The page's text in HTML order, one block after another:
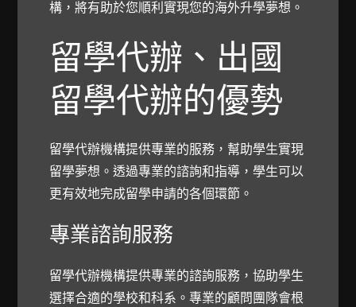
構，將有助於您順利實現您的海外升學夢想。
留學代辦、出國
留學代辦的優勢
留學代辦機構提供專業的服務，幫助學生實現
留學夢想。透過專業的諮詢和指導，學生可以
更有效地完成留學申請的各個環節。
專業諮詢服務
留學代辦機構提供專業的諮詢服務，協助學生
選擇合適的學校和科系。專業的顧問團隊會根